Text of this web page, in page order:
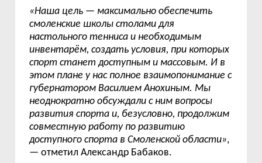
«Наша цель — максимально обеспечить
смоленские школы столами для
настольного тенниса и необходимым
инвентарём, создать условия, при которых
спорт станет доступным и массовым. И в
этом плане у нас полное взаимопонимание с
губернатором Василием Анохиным. Мы
неоднократно обсуждали с ним вопросы
развития спорта и, безусловно, продолжим
совместную работу по развитию
доступного спорта в Смоленской области»,
— отметил Александр Бабаков.